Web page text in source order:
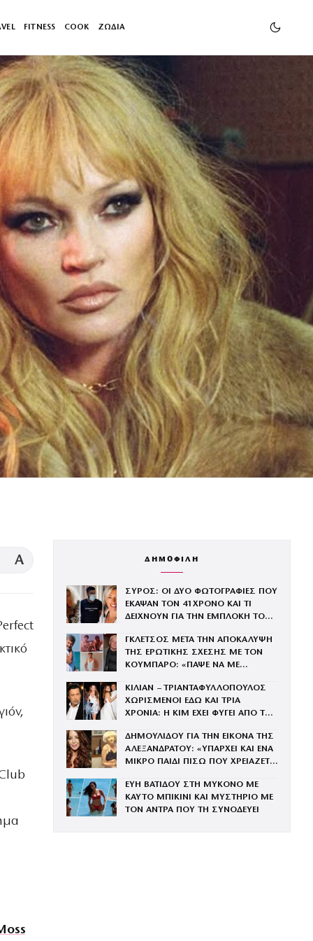
FITNESS COOK ΖΩΔΙΑ
A ΔΗΜΟΦΙΛΗ
ΣΥΡΟΣ: ΟΙ ΔΥΟ ΦΩΤΟΓΡΑΦΙΕΣ ΠΟΥ
ΕΚΑΨΑΝ ΤΟΝ 41ΧΡΟΝΟ ΚΑΙ ΤΙ
ΔΕΙΧΝΟΥΝ ΓΙΑ ΤΗΝ ΕΜΠΛΟΚΗ ΤΟΥ
ΓΚΛΕΤΣΟΣ ΜΕΤΑ ΤΗΝ ΑΠΟΚΑΛΥΨΗ
ΤΗΣ ΕΡΩΤΙΚΗΣ ΣΧΕΣΗΣ ΜΕ ΤΟΝ
ΚΟΥΜΠΑΡΟ: «ΠΑΨΕ ΝΑ ΜΕ
ΚΙΛΙΑΝ – ΤΡΙΑΝΤΑΦΥΛΛΟΠΟΥΛΟΣ
ΧΩΡΙΣΜΕΝΟΙ ΕΔΩ ΚΑΙ ΤΡΙΑ
ΧΡΟΝΙΑ: Η ΚΙΜ ΕΧΕΙ ΦΥΓΕΙ ΑΠΟ ΤΟ
ΔΗΜΟΥΛΙΔΟΥ ΓΙΑ ΤΗΝ ΕΙΚΟΝΑ ΤΗΣ
ΑΛΕΞΑΝΔΡΑΤΟΥ: «ΥΠΑΡΧΕΙ ΚΑΙ ΕΝΑ
ΜΙΚΡΟ ΠΑΙΔΙ ΠΙΣΩ ΠΟΥ ΧΡΕΙΑΖΕΤΑΙ
ΕΥΗ ΒΑΤΙΔΟΥ ΣΤΗ ΜΥΚΟΝΟ ΜΕ
ΚΑΥΤΟ ΜΠΙΚΙΝΙ ΚΑΙ ΜΥΣΤΗΡΙΟ ΜΕ
ΤΟΝ ΑΝΤΡΑ ΠΟΥ ΤΗ ΣΥΝΟΔΕΥΕΙ